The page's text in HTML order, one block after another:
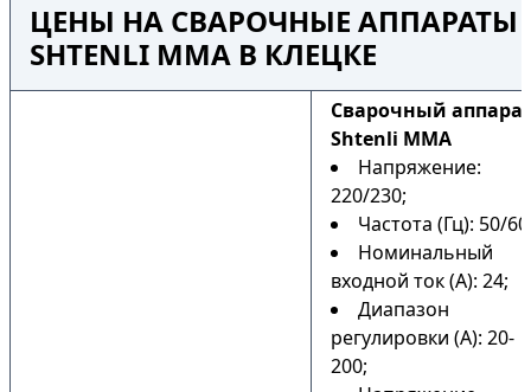
ЦЕНЫ НА СВАРОЧНЫЕ АППАРАТЫ
SHTENLI MMA В КЛЕЦКЕ
Сварочный
Shtenli MMA
Напряжение:
220/230;
Частота (Гц): 50/
Номинальный
входной ток (А): 24;
Диапазон
регулировки (А): 20-
200;